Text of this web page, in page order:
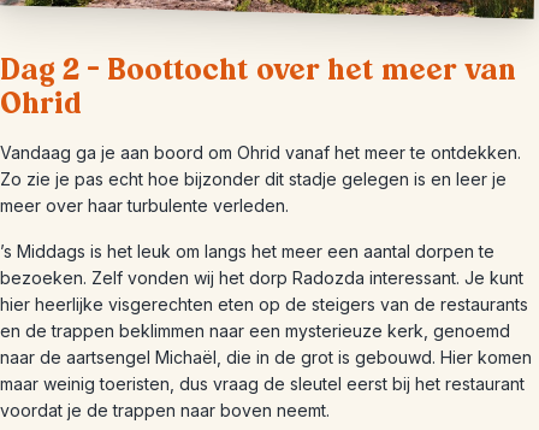
Dag 2 – Boottocht over het meer van
Ohrid
Vandaag ga je aan boord om Ohrid vanaf het meer te ontdekken.
Zo zie je pas echt hoe bijzonder dit stadje gelegen is en leer je
meer over haar turbulente verleden.
’s Middags is het leuk om langs het meer een aantal dorpen te
bezoeken. Zelf vonden wij het dorp Radozda interessant. Je kunt
hier heerlijke visgerechten eten op de steigers van de restaurants
en de trappen beklimmen naar een mysterieuze kerk, genoemd
naar de aartsengel Michaël, die in de grot is gebouwd. Hier komen
maar weinig toeristen, dus vraag de sleutel eerst bij het restaurant
voordat je de trappen naar boven neemt.